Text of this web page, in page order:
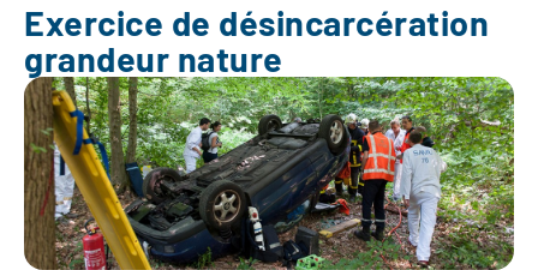
Exercice de désincarcération
grandeur nature